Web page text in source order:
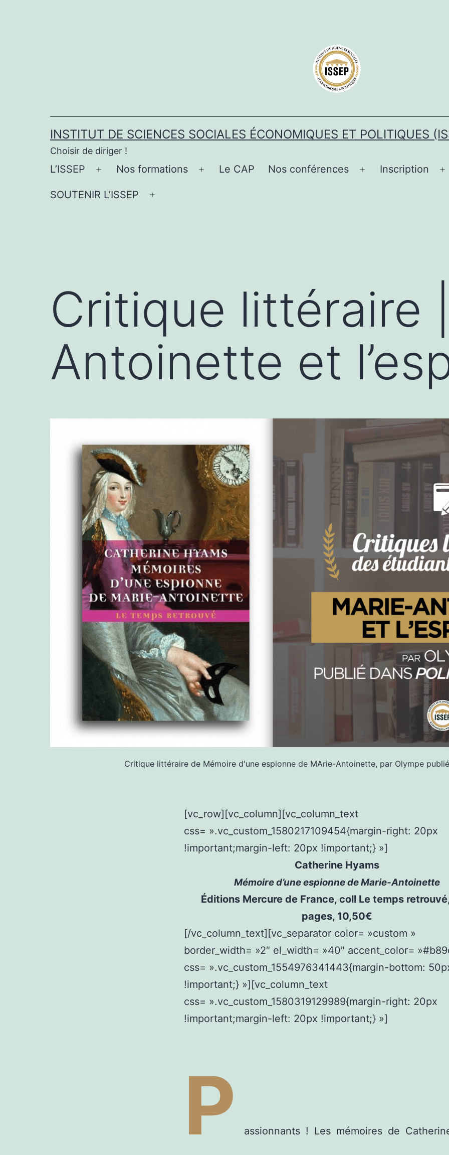
INSTITUT DE SCIENCES SOCIALES ÉCONOMIQUES ET POLITIQUES
Choisir de diriger !
L’ISSEP
Ouvrir
le
Nos formations
Ouvrir
Le CAP Nos conférences
Ouvrir
Inscription
SOUTENIR L’ISSEP
Critique littéraire
Antoinette et
Critique littéraire de Mémoire d'une espionne de MArie-Antoinette, par Olympe
[vc_row][vc_column][vc_column_text
css= ».vc_custom_1580217109454{margin-right: 20px
!important;margin-left: 20px !important;} »]
Catherine Hyams
Mémoire d’une espionne de Marie-Antoinette
Éditions Mercure de France, coll Le temps
pages, 10,50€
[/vc_column_text][vc_separator color= »custom »
border_width= »2″ el_width= »40″ accent_color=
css= ».vc_custom_1554976341443{margin-bottom:
!important;} »][vc_column_text
css= ».vc_custom_1580319129989{margin-right: 20px
!important;margin-left: 20px !important;} »]
P assionnants ! Les mémoires de